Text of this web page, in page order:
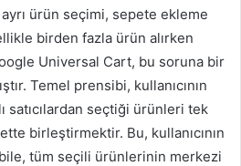
ürün seçimi, sepete ekleme
birden fazla ürün alırken
Universal Cart, bu soruna bir
Temel prensibi, kullanıcının
satıcılardan seçtiği ürünleri tek
birleştirmektir. Bu, kullanıcının
tüm seçili ürünlerinin merkezi